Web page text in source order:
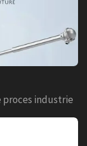
proces industrie